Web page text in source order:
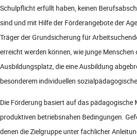
Schulpflicht erfüllt haben, keinen
sind und mit Hilfe der Förderangebote der
Träger der Grundsicherung für
erreicht werden können, wie junge
Ausbildungsplatz, die eine Ausbildung
besonderem individuellen
Die Förderung basiert auf das pädagogische
produktiven betriebsnahen Bedingungen.
denen die Zielgruppe unter fachlicher